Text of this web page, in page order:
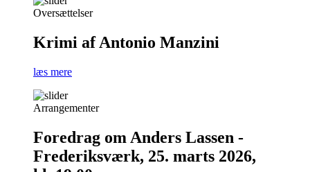
Oversættelser
Krimi af Antonio Manzini
læs mere
Arrangementer
Foredrag om Anders Lassen -
Frederiksværk, 25. marts 2026,